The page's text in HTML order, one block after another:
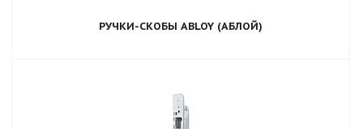
РУЧКИ-СКОБЫ ABLOY (АБЛОЙ)